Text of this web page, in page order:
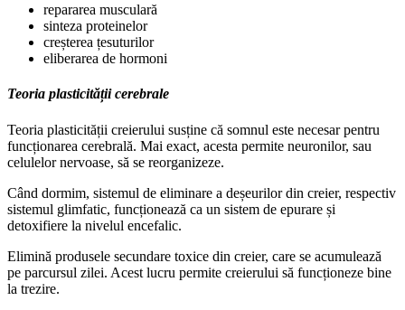
repararea musculară
sinteza proteinelor
creșterea țesuturilor
eliberarea de hormoni
Teoria plasticității cerebrale
Teoria plasticității creierului susține că somnul este necesar pentru
funcționarea cerebrală. Mai exact, acesta permite neuronilor, sau
celulelor nervoase, să se reorganizeze.
Când dormim, sistemul de eliminare a deșeurilor din creier, respectiv
sistemul glimfatic, funcționează ca un sistem de epurare și
detoxifiere la nivelul encefalic.
Elimină produsele secundare toxice din creier, care se acumulează
pe parcursul zilei. Acest lucru permite creierului să funcționeze bine
la trezire.